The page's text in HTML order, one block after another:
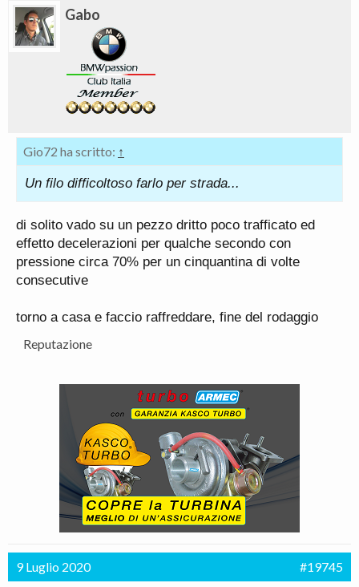
Gabo
Gio72 ha scritto: ↑
Un filo difficoltoso farlo per strada...
di solito vado su un pezzo dritto poco trafficato ed
effetto decelerazioni per qualche secondo con
pressione circa 70% per un cinquantina di volte
consecutive
torno a casa e faccio raffreddare, fine del rodaggio
Reputazione
9 Luglio 2020 #19745